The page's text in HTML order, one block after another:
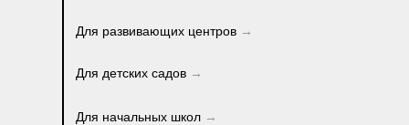
Для начальных школ →
Для развивающих центров →
Для детских садов →